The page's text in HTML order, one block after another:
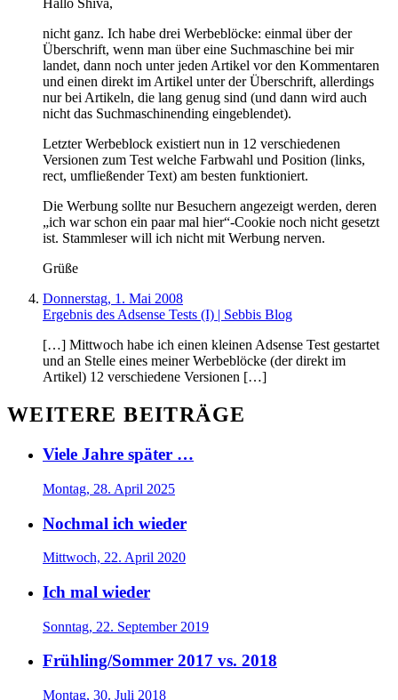
Hallo Shiva,
nicht ganz. Ich habe drei Werbeblöcke: einmal über der
Überschrift, wenn man über eine Suchmaschine bei mir
landet, dann noch unter jeden Artikel vor den Kommentaren
und einen direkt im Artikel unter der Überschrift, allerdings
nur bei Artikeln, die lang genug sind (und dann wird auch
nicht das Suchmaschinending eingeblendet).
Letzter Werbeblock existiert nun in 12 verschiedenen
Versionen zum Test welche Farbwahl und Position (links,
rect, umfließender Text) am besten funktioniert.
Die Werbung sollte nur Besuchern angezeigt werden, deren
„ich war schon ein paar mal hier“-Cookie noch nicht gesetzt
ist. Stammleser will ich nicht mit Werbung nerven.
Grüße
Donnerstag, 1. Mai 2008
Ergebnis des Adsense Tests (I) | Sebbis Blog
[…] Mittwoch habe ich einen kleinen Adsense Test gestartet
und an Stelle eines meiner Werbeblöcke (der direkt im
Artikel) 12 verschiedene Versionen […]
WEITERE BEITRÄGE
Viele Jahre später …
Montag, 28. April 2025
Nochmal ich wieder
Mittwoch, 22. April 2020
Ich mal wieder
Sonntag, 22. September 2019
Frühling/Sommer 2017 vs. 2018
Montag, 30. Juli 2018